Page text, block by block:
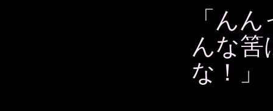
「ん
んな
な！」